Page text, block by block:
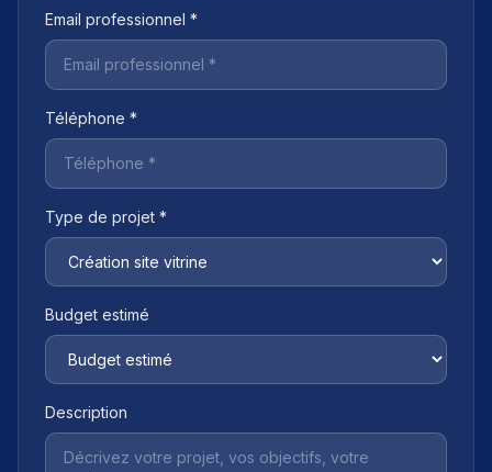
Email professionnel *
Téléphone *
Type de projet *
Budget estimé
Description